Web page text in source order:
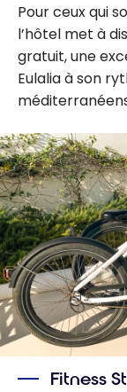
Pour ceux qui
l’hôtel met à
gratuit, une
Eulalia à son
Fitness